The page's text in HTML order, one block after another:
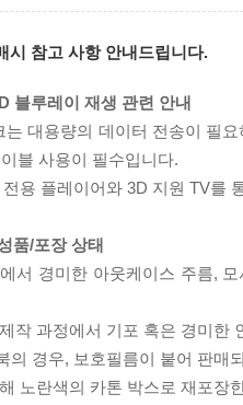
시 참고 사항 안내드립니다.
블루레이 재생 관련 안내
는 대용량의 데이터 전송이 필
블 사용이 필수입니다.
용 플레이어와 3D 지원 TV를
품/포장 상태
서 경미한 아웃케이스 주름,
작 과정에서 기포 혹은 경미한
의 경우, 보호필름이 붙어 판매
노란색의 카톤 박스로 재포장